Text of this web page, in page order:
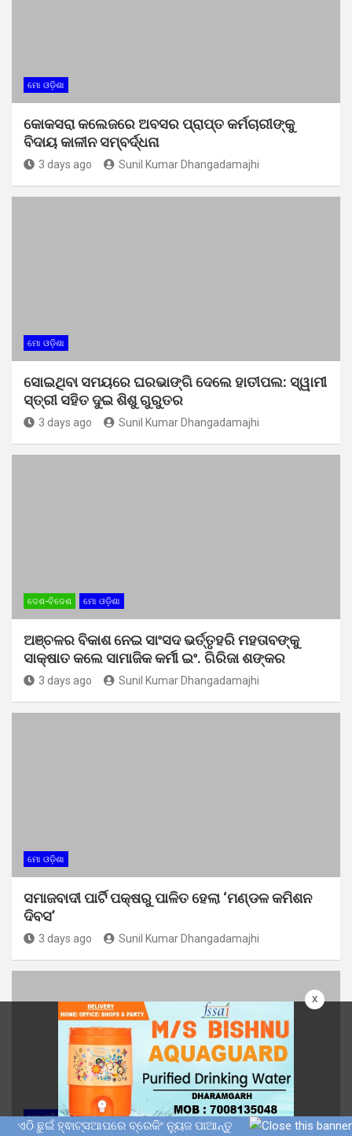
x
ମୋ ଓଡ଼ିଶା
କୋକସରା କଲେଜରେ ଅବସର ପ୍ରାପ୍ତ କର୍ମଚାରୀଙ୍କୁ
ବିଦାୟ କାଳୀନ ସମ୍ବର୍ଦ୍ଧନା
3 days ago Sunil Kumar Dhangadamajhi
ମୋ ଓଡ଼ିଶା
ସୋଇଥିବା ସମୟରେ ଘରଭାଙ୍ଗି ଦେଲେ ହାତୀପଲ: ସ୍ୱାମୀ
ସ୍ତ୍ରୀ ସହିତ ଦୁଇ ଶିଶୁ ଗୁରୁତର
3 days ago Sunil Kumar Dhangadamajhi
ଦେଶ-ବିଦେଶ ମୋ ଓଡ଼ିଶା
ଅଞ୍ଚଳର ବିକାଶ ନେଇ ସାଂସଦ ଭର୍ତ୍ତୃହରି ମହତାବଙ୍କୁ
ସାକ୍ଷାତ କଲେ ସାମାଜିକ କର୍ମୀ ଇଂ. ଗିରିଜା ଶଙ୍କର
3 days ago Sunil Kumar Dhangadamajhi
ମୋ ଓଡ଼ିଶା
ସମାଜବାଦୀ ପାର୍ଟି ପକ୍ଷରୁ ପାଳିତ ହେଲା ‘ମଣ୍ଡଳ କମିଶନ
ଦିବସ’
3 days ago Sunil Kumar Dhangadamajhi
ମୋ ଓଡ଼ିଶା
ଏଠି ଛୁଇଁ ହ୍ଵାଟ୍ସଆପରେ ବ୍ରେକିଂ ନ୍ୟୁଜ ପାଆନ୍ତୁ